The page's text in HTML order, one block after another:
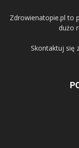
Zdrowienatopie.pl to
dużo
Skontaktuj się